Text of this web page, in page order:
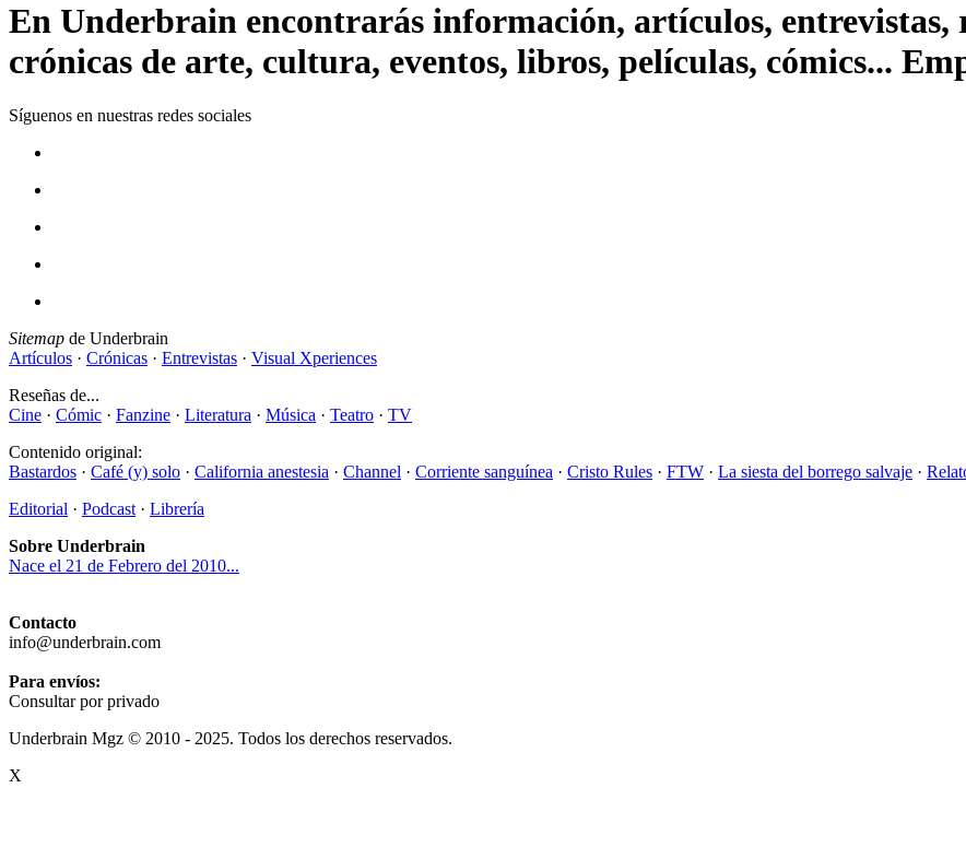
En Underbrain encontrarás información, artículos, entrevistas,
crónicas de arte, cultura, eventos, libros, películas, cómics...
Síguenos en nuestras redes sociales
Sitemap de Underbrain
Artículos · Crónicas · Entrevistas · Visual Xperiences
Reseñas de...
Cine · Cómic · Fanzine · Literatura · Música · Teatro · TV
Contenido original:
Bastardos · Café (y) solo · California anestesia · Channel · Corriente sanguínea · Cristo Rules · FTW · La siesta del borrego salvaje ·
Editorial · Podcast · Librería
Sobre Underbrain
Nace el 21 de Febrero del 2010...
Contacto
info@underbrain.com
Para envíos:
Consultar por privado
Underbrain Mgz © 2010 - 2025. Todos los derechos reservados.
X